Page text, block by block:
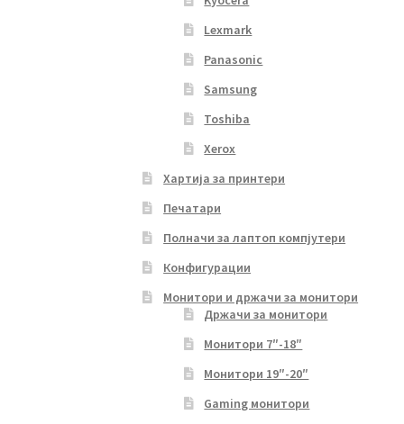
Lexmark
Panasonic
Samsung
Toshiba
Xerox
Хартија за принтери
Печатари
Полначи за лаптоп компјутери
Конфигурации
Монитори и држачи за монитори
Држачи за монитори
Монитори 7″-18″
Монитори 19″-20″
Gaming монитори